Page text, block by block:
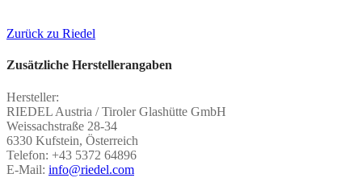
Zurück zu Riedel
Zusätzliche Herstellerangaben
Hersteller:
RIEDEL Austria / Tiroler Glashütte GmbH
Weissachstraße 28-34
6330 Kufstein, Österreich
Telefon: +43 5372 64896
E-Mail: info@riedel.com